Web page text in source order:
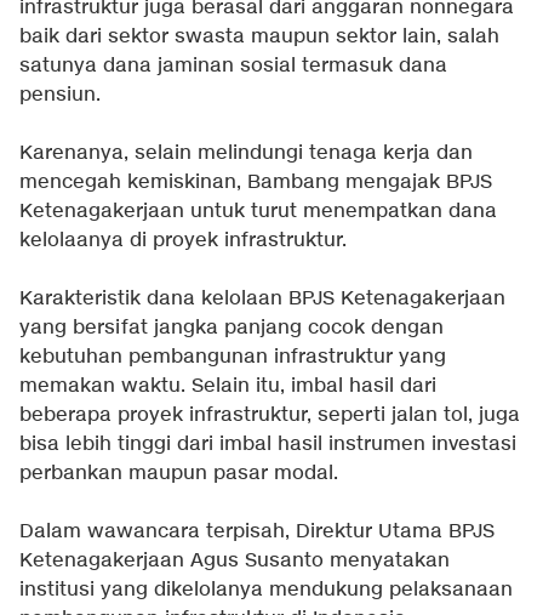
infrastruktur juga berasal dari anggaran nonnegara
baik dari sektor swasta maupun sektor lain, salah
satunya dana jaminan sosial termasuk dana
pensiun.
Karenanya, selain melindungi tenaga kerja dan
mencegah kemiskinan, Bambang mengajak BPJS
Ketenagakerjaan untuk turut menempatkan dana
kelolaanya di proyek infrastruktur.
Karakteristik dana kelolaan BPJS Ketenagakerjaan
yang bersifat jangka panjang cocok dengan
kebutuhan pembangunan infrastruktur yang
memakan waktu. Selain itu, imbal hasil dari
beberapa proyek infrastruktur, seperti jalan tol, juga
bisa lebih tinggi dari imbal hasil instrumen investasi
perbankan maupun pasar modal.
Dalam wawancara terpisah, Direktur Utama BPJS
Ketenagakerjaan Agus Susanto menyatakan
institusi yang dikelolanya mendukung pelaksanaan